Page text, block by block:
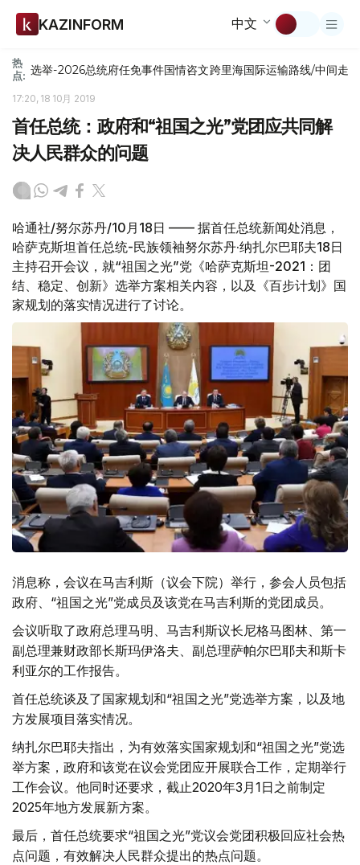
KAZINFORM 中文
热
点: 选举-2026总统府任免事件国情咨文跨里海国际运输路线/中间走廊
17:20, 18 10月 2019
首任总统：政府和“祖国之光”党团应共同解
决人民群众的问题
哈通社/努尔苏丹/10月18日 —— 据首任总统新闻处消息，
哈萨克斯坦首任总统-民族领袖努尔苏丹·纳扎尔巴耶夫18日
主持召开会议，就“祖国之光”党《哈萨克斯坦-2021：团
结、稳定、创新》选举方案相关内容，以及《百步计划》国
家规划的落实情况进行了讨论。
消息称，会议在马吉利斯（议会下院）举行，参会人员包括
政府、“祖国之光”党成员及该党在马吉利斯的党团成员。
会议听取了政府总理马明、马吉利斯议长尼格马图林、第一
副总理兼财政部长斯玛伊洛夫、副总理萨帕尔巴耶夫和斯卡
利亚尔的工作报告。
首任总统谈及了国家规划和“祖国之光”党选举方案，以及地
方发展项目落实情况。
纳扎尔巴耶夫指出，为有效落实国家规划和“祖国之光”党选
举方案，政府和该党在议会党团应开展联合工作，定期举行
工作会议。他同时还要求，截止2020年3月1日之前制定
2025年地方发展新方案。
最后，首任总统要求“祖国之光”党议会党团积极回应社会热
点问题，有效解决人民群众提出的热点问题。